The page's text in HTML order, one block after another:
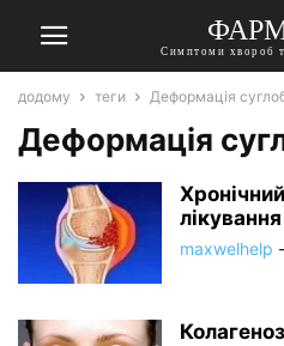
Симптоми хвороб
додому теги Деформація
Деформація
лікування
maxwelhelp -